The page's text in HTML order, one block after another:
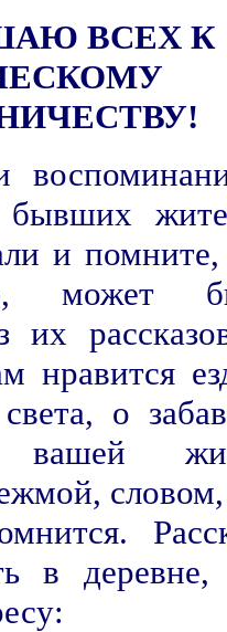
ВСЕХ К
и
может
их
нравится
о
вашей
в деревне,